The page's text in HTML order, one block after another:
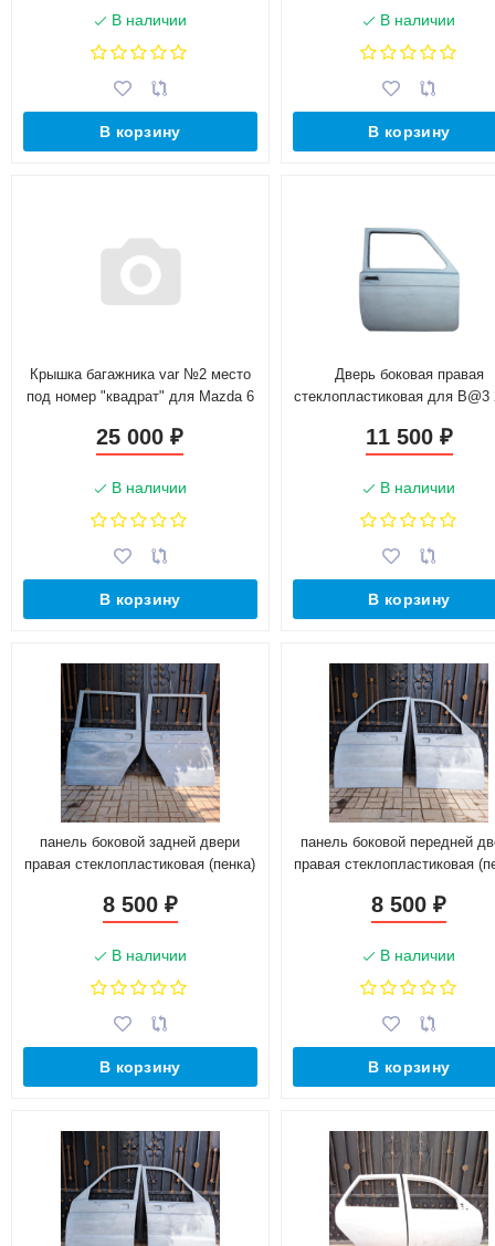
В наличии
В корзину
В наличии
В корзину
Крышка багажника var №2 место
под номер "квадрат" для Mazda 6
25 000₽
В наличии
В корзину
Дверь боковая правая
стеклопластиковая для B@3
11 500 ₽
В наличии
В корзину
панель боковой задней двери
правая стеклопластиковая (пенка)
8 500 ₽
В наличии
В корзину
панель боковой передней
правая стеклопластиковая
8 500₽
В наличии
В корзину